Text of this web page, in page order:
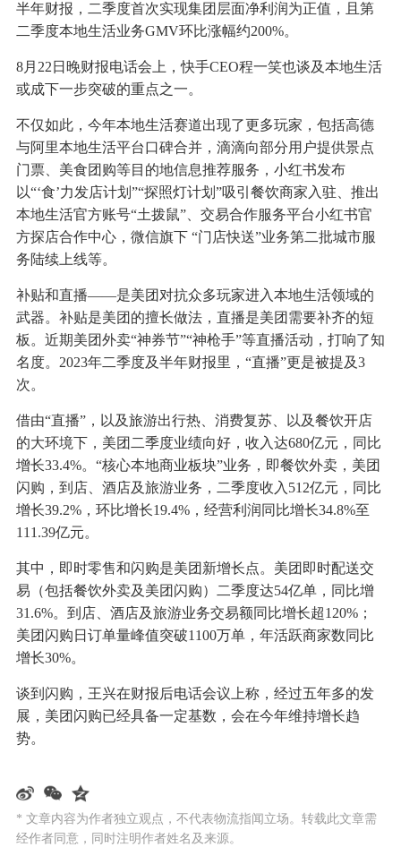
半年财报，二季度首次实现集团层面净利润为正值，且第
二季度本地生活业务GMV环比涨幅约200%。
8月22日晚财报电话会上，快手CEO程一笑也谈及本地生活
或成下一步突破的重点之一。
不仅如此，今年本地生活赛道出现了更多玩家，包括高德
与阿里本地生活平台口碑合并，滴滴向部分用户提供景点
门票、美食团购等目的地信息推荐服务，小红书发布
以“‘食’力发店计划”“探照灯计划”吸引餐饮商家入驻、推出
本地生活官方账号“土拨鼠”、交易合作服务平台小红书官
方探店合作中心，微信旗下 “门店快送”业务第二批城市服
务陆续上线等。
补贴和直播——是美团对抗众多玩家进入本地生活领域的
武器。补贴是美团的擅长做法，直播是美团需要补齐的短
板。近期美团外卖“神券节”“神枪手”等直播活动，打响了知
名度。2023年二季度及半年财报里，“直播”更是被提及3
次。
借由“直播”，以及旅游出行热、消费复苏、以及餐饮开店
的大环境下，美团二季度业绩向好，收入达680亿元，同比
增长33.4%。“核心本地商业板块”业务，即餐饮外卖，美团
闪购，到店、酒店及旅游业务，二季度收入512亿元，同比
增长39.2%，环比增长19.4%，经营利润同比增长34.8%至
111.39亿元。
其中，即时零售和闪购是美团新增长点。美团即时配送交
易（包括餐饮外卖及美团闪购）二季度达54亿单，同比增
31.6%。到店、酒店及旅游业务交易额同比增长超120%；
美团闪购日订单量峰值突破1100万单，年活跃商家数同比
增长30%。
谈到闪购，王兴在财报后电话会议上称，经过五年多的发
展，美团闪购已经具备一定基数，会在今年维持增长趋
势。
* 文章内容为作者独立观点，不代表物流指闻立场。转载此文章需
经作者同意，同时注明作者姓名及来源。